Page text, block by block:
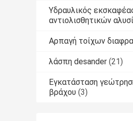
Υδραυλικός
αντιολισθητικών
Αρπαγή τοίχων
λάσπη desander (21)
Εγκατάσταση
βράχου (3)